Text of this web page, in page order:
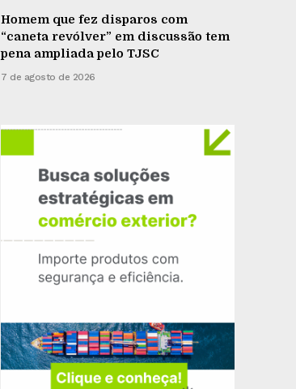
Homem que fez disparos com
“caneta revólver” em discussão tem
pena ampliada pelo TJSC
7 de agosto de 2026